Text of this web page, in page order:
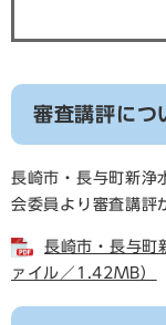
審査講評につ
長崎市・長与町新浄
会委員より審査講評
長崎市・長与
ァイル／1.42MB）